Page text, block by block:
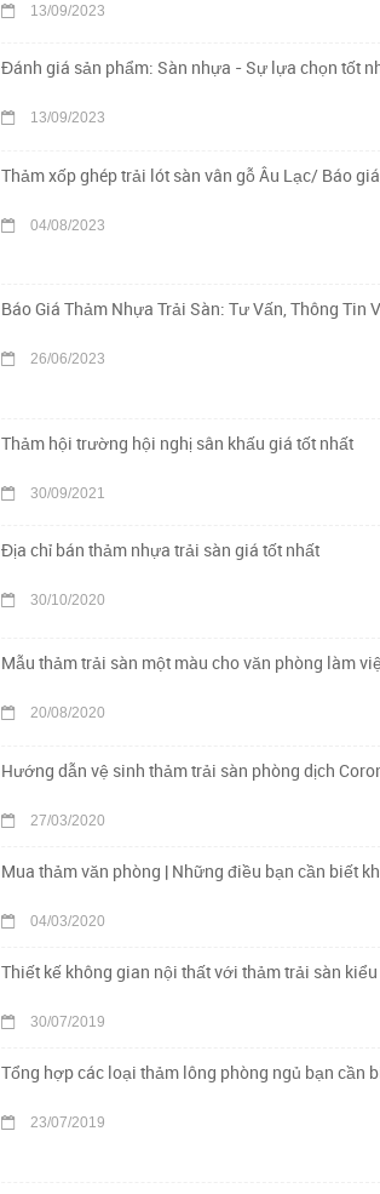
13/09/2023
Đánh giá sản phẩm: Sàn nhựa - Sự lựa chọn tốt
13/09/2023
Thảm xốp ghép trải lót sàn vân gỗ Âu Lạc/ Báo
04/08/2023
Báo Giá Thảm Nhựa Trải Sàn: Tư Vấn, Thông Tin
26/06/2023
Thảm hội trường hội nghị sân khấu giá tốt nhất
30/09/2021
Địa chỉ bán thảm nhựa trải sàn giá tốt nhất
30/10/2020
Mẫu thảm trải sàn một màu cho văn phòng làm
20/08/2020
Hướng dẫn vệ sinh thảm trải sàn phòng dịch
27/03/2020
Mua thảm văn phòng | Những điều bạn cần biết
04/03/2020
Thiết kế không gian nội thất với thảm trải sàn
30/07/2019
Tổng hợp các loại thảm lông phòng ngủ bạn cần
23/07/2019